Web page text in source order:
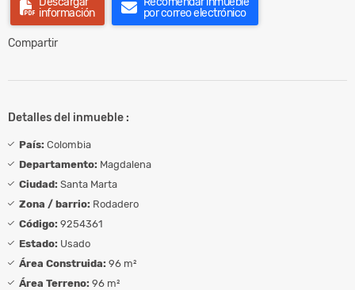
información
por correo electrónico
Compartir
Detalles del inmueble :
País: Colombia
Departamento: Magdalena
Ciudad: Santa Marta
Zona / barrio: Rodadero
Código: 9254361
Estado: Usado
Área Construida: 96 m²
Área Terreno: 96 m²